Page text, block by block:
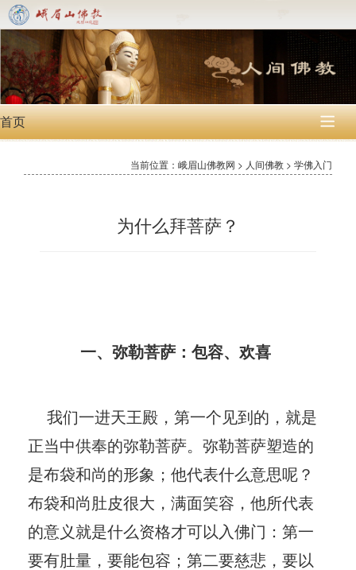
首页 
当前位置：峨眉山佛教网 > 人间佛教 > 学佛入门
为什么拜菩萨？
一、弥勒菩萨：包容、欢喜
我们一进天王殿，第一个见到的，就是
正当中供奉的弥勒菩萨。弥勒菩萨塑造的
是布袋和尚的形象；他代表什么意思呢？
布袋和尚肚皮很大，满面笑容，他所代表
的意义就是什么资格才可以入佛门：第一
要有肚量，要能包容；第二要慈悲，要以